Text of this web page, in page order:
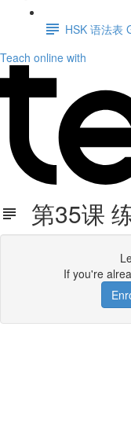
HSK 语法表
Teach online with
第35课
If you're